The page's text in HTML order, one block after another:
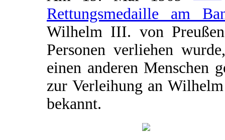
Rettungsmedaille am
Wilhelm III. von
Personen verliehen
einen anderen Menschen
zur Verleihung an
bekannt.